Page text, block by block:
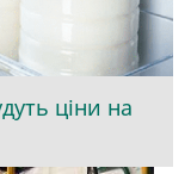
ціни на